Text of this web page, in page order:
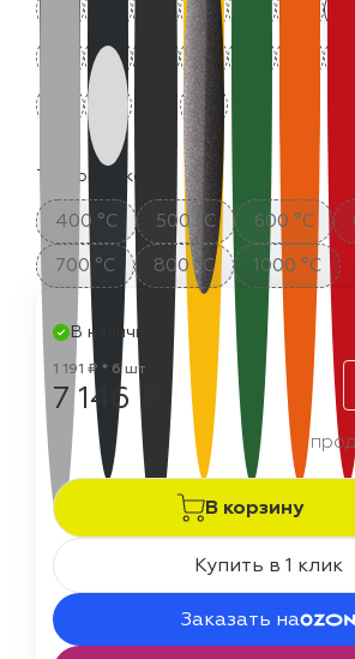
Термостойкость:
400 °C 500 °C 600 °C
700 °C
800 °C 1000 °C
В наличии
1 191 ₽ * 6 шт
7 146 ₽
В корзину
Купить в 1 клик
Заказать на